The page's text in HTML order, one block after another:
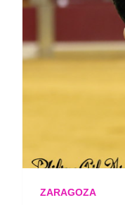
ZARAGOZA